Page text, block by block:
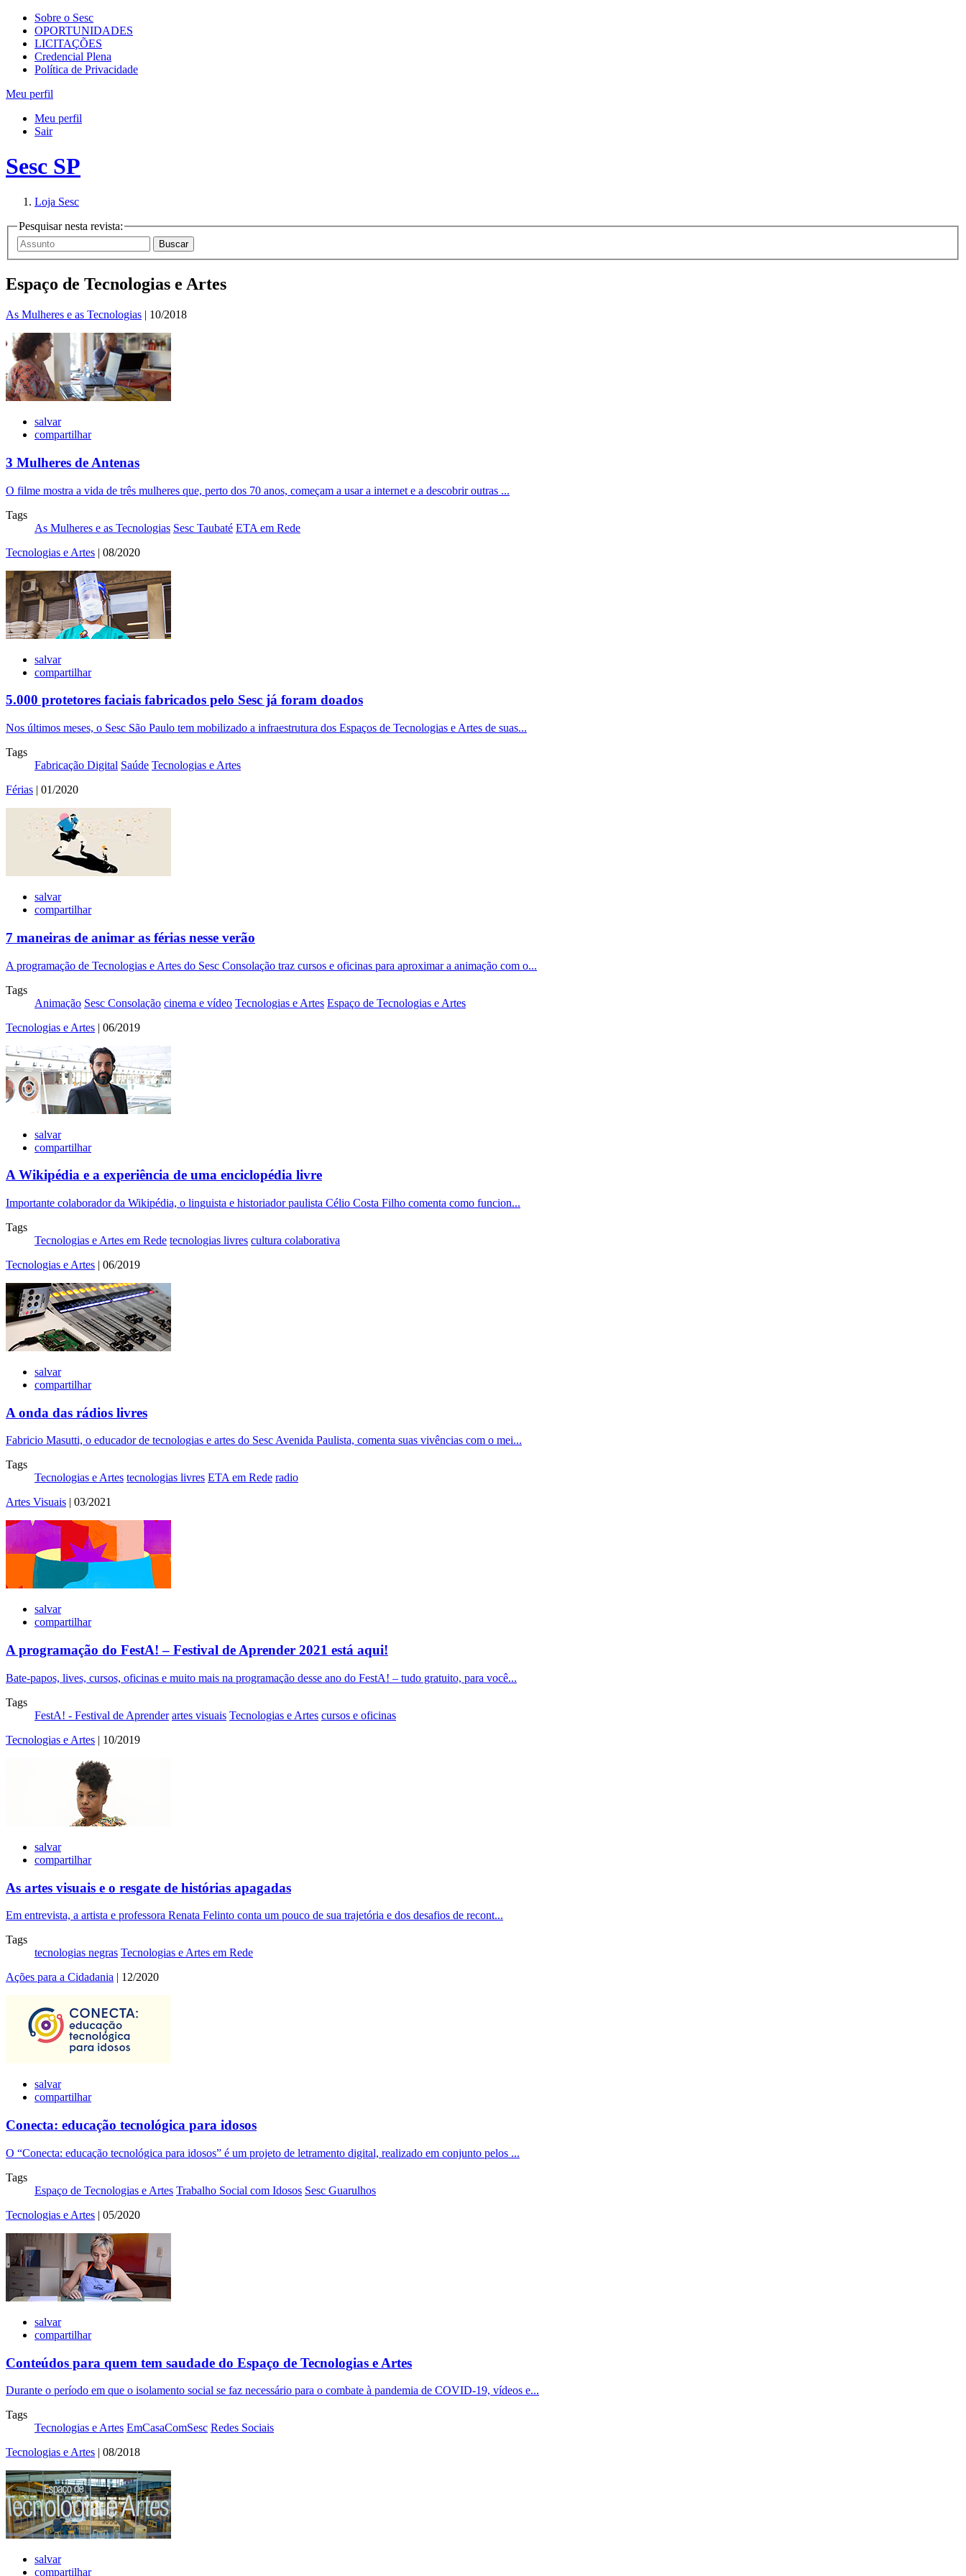
Sobre o Sesc
OPORTUNIDADES
LICITAÇÕES
Credencial Plena
Política de Privacidade
Meu perfil
Meu perfil
Sair
Sesc SP
Loja Sesc
Pesquisar nesta revista:
Espaço de Tecnologias e Artes
As Mulheres e as Tecnologias | 10/2018
salvar
compartilhar
3 Mulheres de Antenas
O filme mostra a vida de três mulheres que, perto dos 70 anos, começam a usar a internet e a descobrir outras ...
Tags
As Mulheres e as Tecnologias Sesc Taubaté ETA em Rede
Tecnologias e Artes | 08/2020
salvar
compartilhar
5.000 protetores faciais fabricados pelo Sesc já foram doados
Nos últimos meses, o Sesc São Paulo tem mobilizado a infraestrutura dos Espaços de Tecnologias e Artes de suas...
Tags
Fabricação Digital Saúde Tecnologias e Artes
Férias | 01/2020
salvar
compartilhar
7 maneiras de animar as férias nesse verão
A programação de Tecnologias e Artes do Sesc Consolação traz cursos e oficinas para aproximar a animação com o...
Tags
Animação Sesc Consolação cinema e vídeo Tecnologias e Artes Espaço de Tecnologias e Artes
Tecnologias e Artes | 06/2019
salvar
compartilhar
A Wikipédia e a experiência de uma enciclopédia livre
Importante colaborador da Wikipédia, o linguista e historiador paulista Célio Costa Filho comenta como funcion...
Tags
Tecnologias e Artes em Rede tecnologias livres cultura colaborativa
Tecnologias e Artes | 06/2019
salvar
compartilhar
A onda das rádios livres
Fabricio Masutti, o educador de tecnologias e artes do Sesc Avenida Paulista, comenta suas vivências com o mei...
Tags
Tecnologias e Artes tecnologias livres ETA em Rede radio
Artes Visuais | 03/2021
salvar
compartilhar
A programação do FestA! – Festival de Aprender 2021 está aqui!
Bate-papos, lives, cursos, oficinas e muito mais na programação desse ano do FestA! – tudo gratuito, para você...
Tags
FestA! - Festival de Aprender artes visuais Tecnologias e Artes cursos e oficinas
Tecnologias e Artes | 10/2019
salvar
compartilhar
As artes visuais e o resgate de histórias apagadas
Em entrevista, a artista e professora Renata Felinto conta um pouco de sua trajetória e dos desafios de recont...
Tags
tecnologias negras Tecnologias e Artes em Rede
Ações para a Cidadania | 12/2020
salvar
compartilhar
Conecta: educação tecnológica para idosos
O “Conecta: educação tecnológica para idosos” é um projeto de letramento digital, realizado em conjunto pelos ...
Tags
Espaço de Tecnologias e Artes Trabalho Social com Idosos Sesc Guarulhos
Tecnologias e Artes | 05/2020
salvar
compartilhar
Conteúdos para quem tem saudade do Espaço de Tecnologias e Artes
Durante o período em que o isolamento social se faz necessário para o combate à pandemia de COVID-19, vídeos e...
Tags
Tecnologias e Artes EmCasaComSesc Redes Sociais
Tecnologias e Artes | 08/2018
salvar
compartilhar